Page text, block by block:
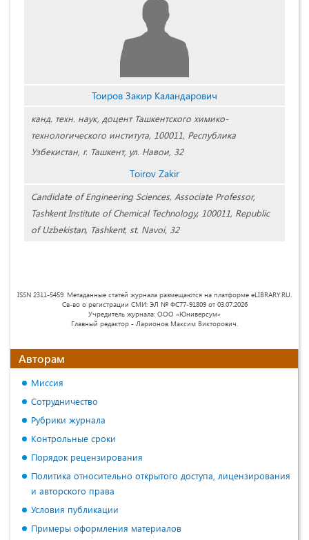
Тоиров Закир Каландарович
канд. техн. наук, доцент Ташкентского химико-
технологического института, 100011, Республика
Узбекистан, г. Ташкент, ул. Навои, 32
Tоirov Zakir
Candidate of Engineering Sciences, Associate Professor,
Tashkent Institute of Chemical Technology, 100011, Republic
of Uzbekistan, Tashkent, st. Navoi, 32
ISSN 2311-5459. Метаданные статей журнала размещаются на платформе eLIBRARY.RU.
Св-во о регистрации СМИ: ЭЛ № ФС77-91809 от 03.07.2026
Учредитель журнала: ООО «Юниверсум»
Главный редактор - Ларионов Максим Викторович.
Авторам
Миссия
Сотрудничество
Рубрики журнала
Контрольные сроки
Порядок рецензирования
Политика относительно открытого доступа, лицензирования
и авторского права
Условия публикации
Примеры оформления материалов